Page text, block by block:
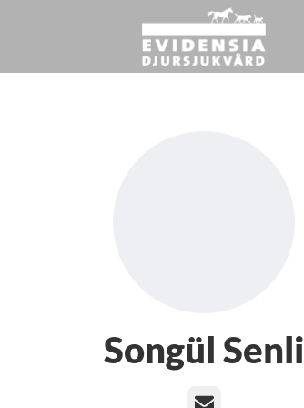
Songül Senli
E-post